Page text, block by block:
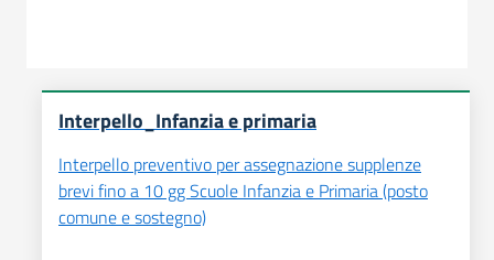
Interpello_Infanzia e primaria
Interpello preventivo per assegnazione supplenze
brevi fino a 10 gg Scuole Infanzia e Primaria (posto
comune e sostegno)